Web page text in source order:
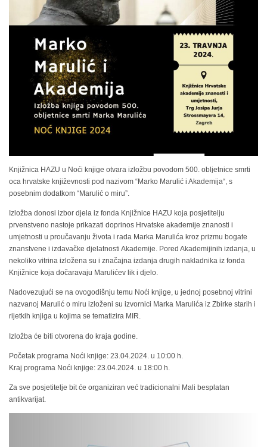
Knjižnica HAZU u Noći knjige otvara izložbu povodom 500. obljetnice smrti
oca hrvatske književnosti pod nazivom “Marko Marulić i Akademija“, s
posebnim dodatkom “Marulić o miru”.
Izložba donosi izbor djela iz fonda Knjižnice HAZU koja posjetitelju
prvenstveno nastoje prikazati doprinos Hrvatske akademije znanosti i
umjetnosti u proučavanju života i rada Marka Marulića kroz prizmu bogate
znanstvene i izdavačke djelatnosti Akademije. Pored Akademijinih izdanja, u
nekoliko vitrina izložena su i značajna izdanja drugih nakladnika iz fonda
Knjižnice koja dočaravaju Marulićev lik i djelo.
Nadovezujući se na ovogodišnju temu Noći knjige, u jednoj posebnoj vitrini
nazvanoj Marulić o miru izloženi su izvornici Marka Marulića iz Zbirke starih i
rijetkih knjiga u kojima se tematizira MIR.
Izložba će biti otvorena do kraja godine.
Početak programa Noći knjige: 23.04.2024. u 10:00 h.
Kraj programa Noći knjige: 23.04.2024. u 18:00 h.
Za sve posjetitelje bit će organiziran već tradicionalni Mali besplatan
antikvarijat.